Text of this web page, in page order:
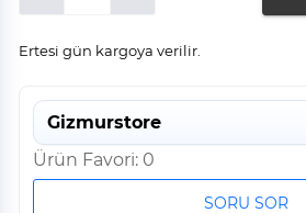
Ertesi gün kargoya verilir.
Gizmurstore
Ürün Favori: 0
SORU SOR